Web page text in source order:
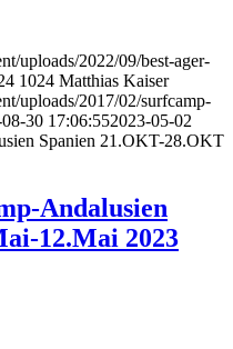
uploads/2022/09/best-ager-
1024 Matthias Kaiser
uploads/2017/02/surfcamp-
30 17:06:552023-05-02
Spanien 21.OKT-28.OKT
Andalusien
12.Mai 2023